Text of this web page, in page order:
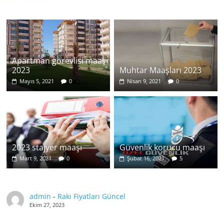
Apartman görevlisi maaşı
2023
Mayıs 5, 2021 0
Muhtar Maaşları 2023
Nisan 9, 2021 0
2023 stajyer maaşı
Mart 9, 2021 0
Güvenlik korucu maaşı
Şubat 16, 2021 5
admin - Rakı Fiyatları Güncel
Ekim 27, 2023